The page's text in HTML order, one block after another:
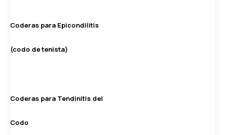
Coderas para Epicondilitis
(codo de tenista)
Coderas para Tendinitis del
Codo